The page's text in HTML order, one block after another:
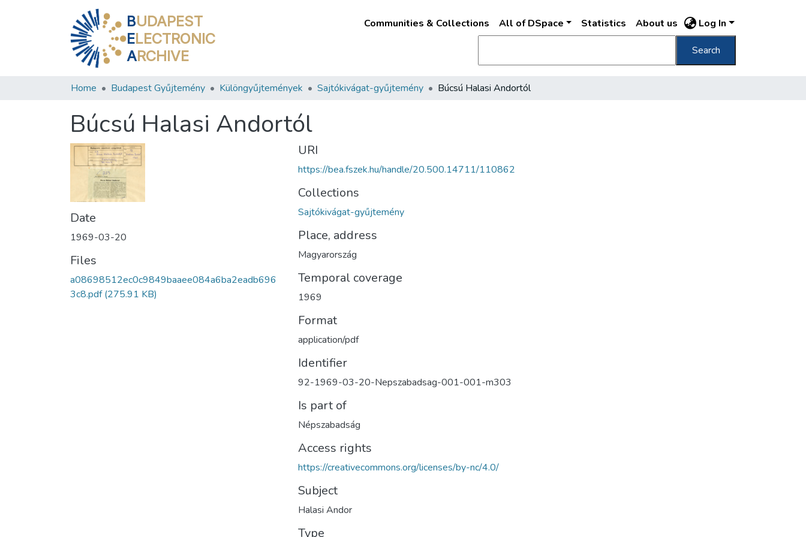
BUDAPEST
ELECTRONIC
ARCHIVE
Communities & Collections All of DSpace Statistics About us Log In
Search
Home Budapest Gyűjtemény Különgyűjtemények Sajtókivágat-gyűjtemény Búcsú Halasi Andortól
Búcsú Halasi Andortól
Date
1969-03-20
Files
a08698512ec0c9849baaee084a6ba2eadb696
3c8.pdf(275.91 KB)
URI
https://bea.fszek.hu/handle/20.500.14711/110862
Collections
Sajtókivágat-gyűjtemény
Place, address
Magyarország
Temporal coverage
1969
Format
application/pdf
Identifier
92-1969-03-20-Nepszabadsag-001-001-m303
Is part of
Népszabadság
Access rights
https://creativecommons.org/licenses/by-nc/4.0/
Subject
Halasi Andor
Type